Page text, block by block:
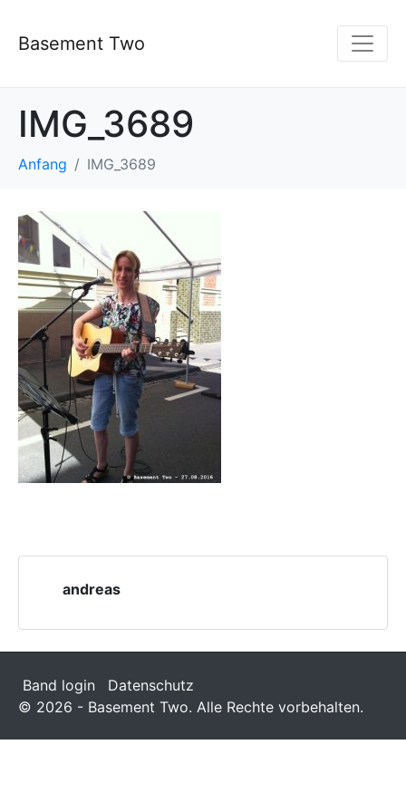
Basement Two
IMG_3689
Anfang IMG_3689
andreas
Band login
Datenschutz
© 2026 - Basement Two. Alle Rechte vorbehalten.